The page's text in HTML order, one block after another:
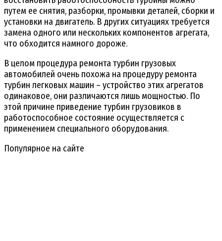
путем ее снятия, разборки, промывки деталей, сборки и
установки на двигатель. В других ситуациях требуется
замена одного или нескольких компонентов агрегата,
что обходится намного дороже.
В целом процедура ремонта турбин грузовых
автомобилей очень похожа на процедуру ремонта
турбин легковых машин – устройство этих агрегатов
одинаковое, они различаются лишь мощностью. По
этой причине приведение турбин грузовиков в
работоспособное состояние осуществляется с
применением специального оборудования.
Популярное на сайте